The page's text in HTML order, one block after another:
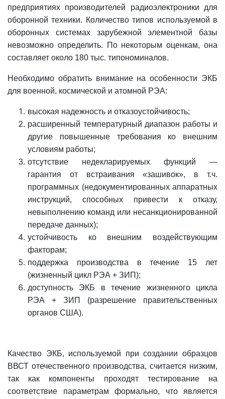
предприятиях производителей радиоэлектроники для
оборонной техники. Количество типов используемой в
оборонных системах зарубежной элементной базы
невозможно определить. По некоторым оценкам, она
составляет около 180 тыс. типономиналов.
Необходимо обратить внимание на особенности ЭКБ
для военной, космической и атомной РЭА:
высокая надежность и отказоустойчивость;
расширенный температурный диапазон работы и
другие повышенные требования ко внешним
условиям работы;
отсутствие недекларируемых функций —
гарантия от встраивания «зашивок», в т.ч.
программных (недокументированных аппаратных
инструкций, способных привести к отказу,
невыполнению команд или несанкционированной
передаче данных);
устойчивость ко внешним воздействующим
факторам;
поддержка производства в течение 15 лет
(жизненный цикл РЭА + ЗИП);
доступность ЭКБ в течение жизненного цикла
РЭА + ЗИП (разрешение правительственных
органов США).
Качество ЭКБ, используемой при создании образцов
ВВСТ отечественного производства, считается низким,
так как компоненты проходят тестирование на
соответствие параметрам формально, что является